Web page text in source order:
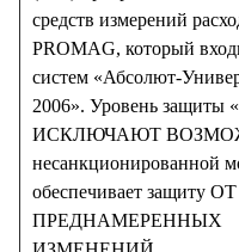
средств измерений
PROMAG, который
систем «Абсолют-
2006». Уровень защиты
ИСКЛЮЧАЮТ
несанкционированной
обеспечивает защиту ОТ
ПРЕДНАМЕРЕННЫХ